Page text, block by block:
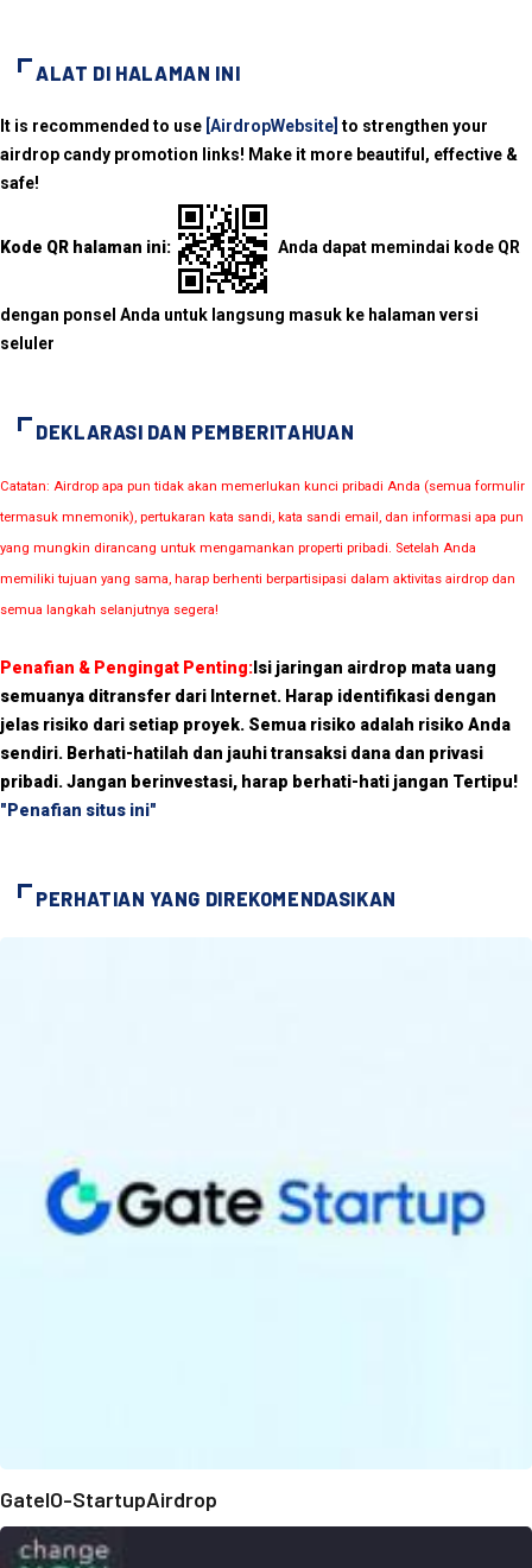
ALAT DI HALAMAN INI
It is recommended to use [AirdropWebsite] to strengthen your
airdrop candy promotion links! Make it more beautiful, effective &
safe!
Kode QR halaman ini: Anda dapat memindai kode QR
dengan ponsel Anda untuk langsung masuk ke halaman versi
seluler
DEKLARASI DAN PEMBERITAHUAN
Catatan: Airdrop apa pun tidak akan memerlukan kunci pribadi Anda (semua formulir
termasuk mnemonik), pertukaran kata sandi, kata sandi email, dan informasi apa pun
yang mungkin dirancang untuk mengamankan properti pribadi. Setelah Anda
memiliki tujuan yang sama, harap berhenti berpartisipasi dalam aktivitas airdrop dan
semua langkah selanjutnya segera!
Penafian & Pengingat Penting: Isi jaringan airdrop mata uang
semuanya ditransfer dari Internet. Harap identifikasi dengan
jelas risiko dari setiap proyek. Semua risiko adalah risiko Anda
sendiri. Berhati-hatilah dan jauhi transaksi dana dan privasi
pribadi. Jangan berinvestasi, harap berhati-hati jangan Tertipu!
"Penafian situs ini"
PERHATIAN YANG DIREKOMENDASIKAN
GateIO-StartupAirdrop